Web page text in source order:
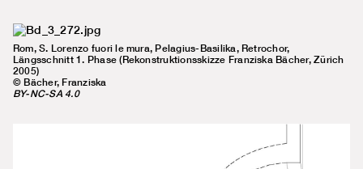
Rom, S. Lorenzo fuori le mura, Pelagius-Basilika, Retrochor,
Längsschnitt 1. Phase (Rekonstruktionsskizze Franziska Bächer, Zürich
2005)
© Bächer, Franziska
BY-NC-SA 4.0